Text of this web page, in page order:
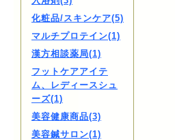
化粧品/スキンケア(5)
マルチプロテイン(1)
漢方相談薬局(1)
フットケアアイテ
ム、レディースシュ
ーズ(1)
美容健康商品(3)
美容鍼サロン(1)